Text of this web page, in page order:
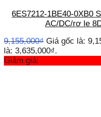
6ES7212-1BE40-0XB0
AC/DC/rơ le
9,155,000₫ Giá gốc là:
là: 3,635,000₫.
Giảm giá!